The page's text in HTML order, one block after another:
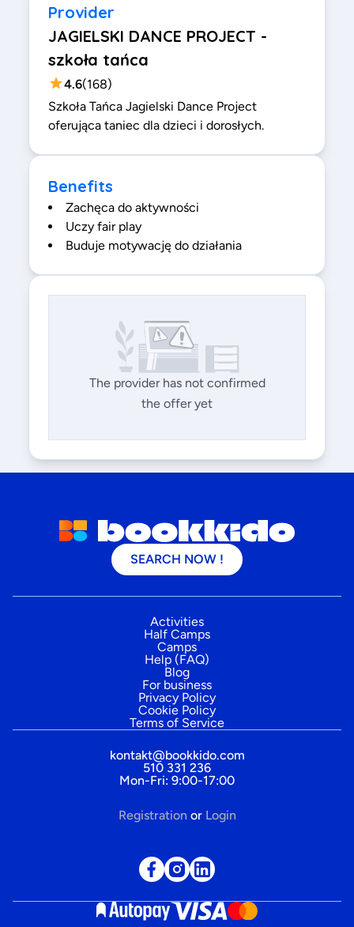
Provider
JAGIELSKI DANCE PROJECT -
szkoła tańca
4.6(168)
Szkoła Tańca Jagielski Dance Project
oferująca taniec dla dzieci i dorosłych.
Benefits
Zachęca do aktywności
Uczy fair play
Buduje motywację do działania
The provider has not confirmed
the offer yet
SEARCH NOW !
Activities
Half Camps
Camps
Help (FAQ)
Blog
For business
Privacy Policy
Cookie Policy
Terms of Service
kontakt@bookkido.com
510 331 236
Mon-Fri: 9:00-17:00
Registration or Login